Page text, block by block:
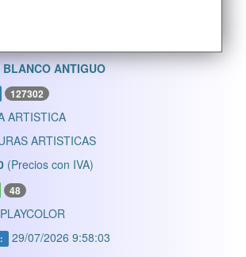
ANTIGUO
127302
ARTISTICA
ARTISTICAS
(Precios con IVA)
48
29/07/2026 9:58:03